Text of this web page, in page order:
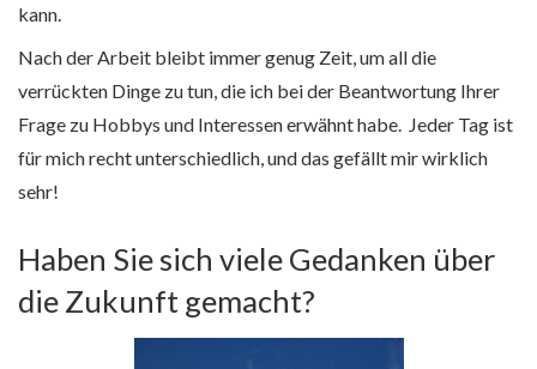
kann.
Nach der Arbeit bleibt immer genug Zeit, um all die
verrückten Dinge zu tun, die ich bei der Beantwortung Ihrer
Frage zu Hobbys und Interessen erwähnt habe. Jeder Tag ist
für mich recht unterschiedlich, und das gefällt mir wirklich
sehr!
Haben Sie sich viele Gedanken über
die Zukunft gemacht?